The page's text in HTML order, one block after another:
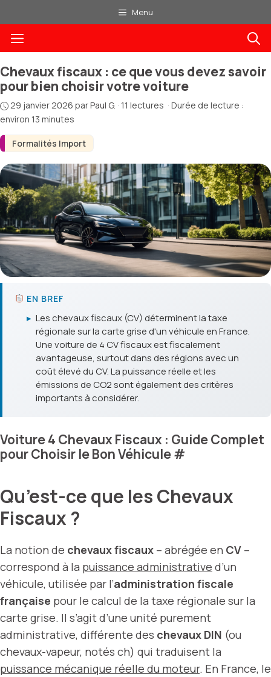
au
contenu
Menu
Menu
Formalités Import
Chevaux fiscaux : ce que vous devez savoir
pour bien choisir votre voiture
29 janvier 2026 parPaul G. · 11 lectures · Durée de lecture :
environ 13 minutes
EN BREF
▸ Les chevaux fiscaux (CV) déterminent la taxe
régionale sur la carte grise d'un véhicule en France.
Une voiture de 4 CV fiscaux est fiscalement
avantageuse, surtout dans des régions avec un
coût élevé du CV. La puissance réelle et les
émissions de CO2 sont également des critères
importants à considérer.
Voiture 4 Chevaux Fiscaux : Guide Complet
pour Choisir le Bon Véhicule#
Qu’est-ce que les Chevaux
Fiscaux ?
La notion de chevaux fiscaux – abrégée en CV –
correspond à la puissance administrative d’un
véhicule, utilisée par l’administration fiscale
française pour le calcul de la taxe régionale sur la
carte grise. Il s’agit d’une unité purement
administrative, différente des chevaux DIN (ou
chevaux-vapeur, notés ch) qui traduisent la
puissance mécanique réelle du moteur. En France, le